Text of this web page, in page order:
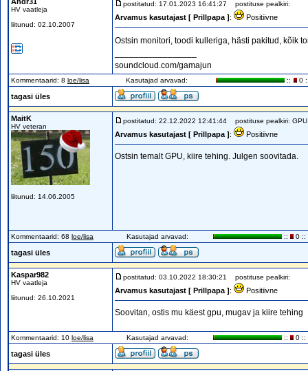
HV vaatleja
liitunud: 02.10.2007
postitatud: 17.01.2023 16:41:27 postituse pealkiri:
Arvamus kasutajast [ Prillpapa ]: Positiivne
Ostsin monitori, toodi kulleriga, hästi pakitud, kõik
soundcloud.com/gamajun
Kommentaarid: 8 loe/lisa Kasutajad arvavad: :: 0
tagasi üles
MaitK
HV veteran
liitunud: 14.06.2005
postitatud: 22.12.2022 12:41:44 postituse pealkiri: GPU
Arvamus kasutajast [ Prillpapa ]: Positiivne
Ostsin temalt GPU, kiire tehing. Julgen soovitada.
Kommentaarid: 68 loe/lisa Kasutajad arvavad: :: 0 ::
tagasi üles
Kaspar982
HV vaatleja
liitunud: 26.10.2021
postitatud: 03.10.2022 18:30:21 postituse pealkiri:
Arvamus kasutajast [ Prillpapa ]: Positiivne
Soovitan, ostis mu käest gpu, mugav ja kiire tehing
Kommentaarid: 10 loe/lisa Kasutajad arvavad: :: 0 ::
tagasi üles